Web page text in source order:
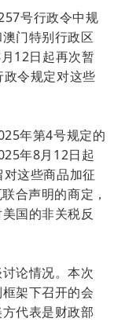
号行政令中规
门特别行政区
12日起再次暂
令规定对这些
年第4号规定的
年8月12日起
这些商品加征
合声明的商定，
国的非关税反
论情况。本次
架下召开的会
代表是财政部